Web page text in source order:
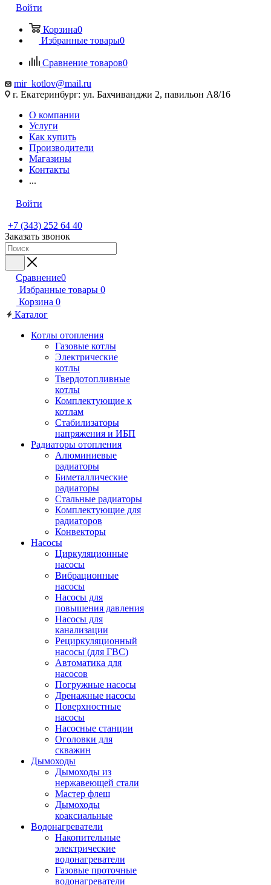
Войти
Корзина0
Избранные товары0
Сравнение товаров0
mir_kotlov@mail.ru
г. Екатеринбург: ул. Бахчиванджи 2, павильон А8/16
О компании
Услуги
Как купить
Производители
Магазины
Контакты
...
Войти
+7 (343) 252 64 40
Заказать звонок
Сравнение0
Избранные товары 0
Корзина 0
Каталог
Котлы отопления
Газовые котлы
Электрические
котлы
Твердотопливные
котлы
Комплектующие к
котлам
Стабилизаторы
напряжения и ИБП
Радиаторы отопления
Алюминиевые
радиаторы
Биметаллические
радиаторы
Стальные радиаторы
Комплектующие для
радиаторов
Конвекторы
Насосы
Циркуляционные
насосы
Вибрационные
насосы
Насосы для
повышения давления
Насосы для
канализации
Рециркуляционный
насосы (для ГВС)
Автоматика для
насосов
Погружные насосы
Дренажные насосы
Поверхностные
насосы
Насосные станции
Оголовки для
скважин
Дымоходы
Дымоходы из
нержавеющей стали
Мастер флеш
Дымоходы
коаксиальные
Водонагреватели
Накопительные
электрические
водонагреватели
Газовые проточные
водонагреватели